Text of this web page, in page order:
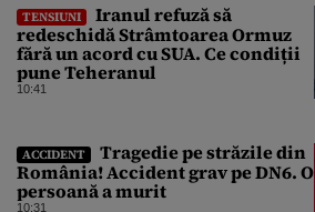
TENSIUNI
Iranul refuză să
redeschidă Strâmtoarea Ormuz
fără un acord cu SUA. Ce condiții
pune Teheranul
10:41
ACCIDENT
Tragedie pe străzile din
România! Accident grav pe DN6. O
persoană a murit
10:31